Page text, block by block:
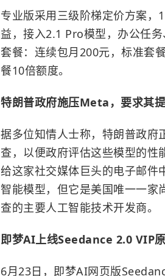
专业版采用三级阶梯定价方案，
益，接入2.1 Pro模型，办公任
套餐：连续包月200元，标准套
餐10倍额度。
特朗普政府施压Meta，要求其
据多位知情人士称，特朗普政
查，以便政府评估这些模型的性
给这家社交媒体巨头的电子邮
智能模型，但它是美国唯一一家
查的主要人工智能技术开发商。
即梦AI上线Seedance 2.0 VIP
6月23日，即梦AI网页版